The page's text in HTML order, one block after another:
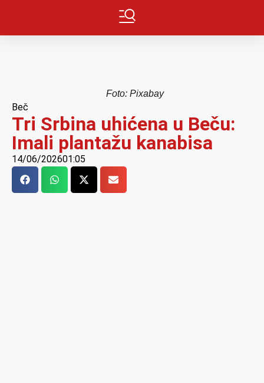
Foto: Pixabay
Beč
Tri Srbina uhićena u Beču:
Imali plantažu kanabisa
14/06/202601:05